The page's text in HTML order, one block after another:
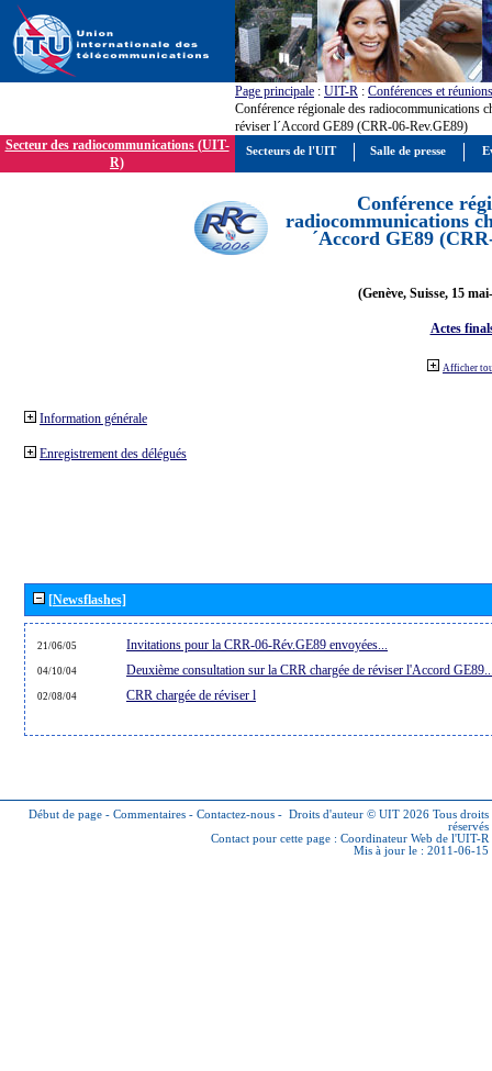
Page principale : UIT-R : Conférences et réunions
Conférence régionale des radiocommunications
réviser l´Accord GE89 (CRR-06-Rev.GE89)
Secteur des radiocommunications (UIT-
R)
Conférence
radiocommunications
´Accord GE89
(Genève, Suisse, 15
Actes
Afficher
Information générale
Enregistrement des délégués
[Newsflashes]
21/06/05 Invitations pour la CRR-06-Rév.GE89 envoyées...
04/10/04 Deuxième consultation sur la CRR chargée de réviser l'Accord
02/08/04 CRR chargée de réviser l
Début de page - Commentaires - Contactez-nous - Droits d'auteur © UIT 2026 Tous droits
réservés
Contact pour cette page : Coordinateur Web de l'UIT-R
Mis à jour le : 2011-06-15
Secteurs de l'UIT Salle de presse